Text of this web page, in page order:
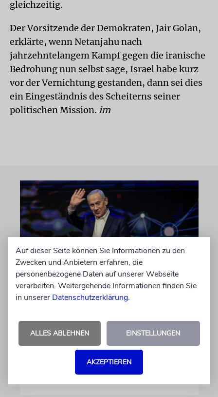
gleichzeitig.
Der Vorsitzende der Demokraten, Jair Golan,
erklärte, wenn Netanjahu nach
jahrzehntelangem Kampf gegen die iranische
Bedrohung nun selbst sage, Israel habe kurz
vor der Vernichtung gestanden, dann sei dies
ein Eingeständnis des Scheiterns seiner
politischen Mission. im
WAHLKAMPF
Who’s who in Jerusalem?
potenzielle Wähler, sondern auch um
Auf dieser Seite können Sie Informationen zu den
Zwecken und Anbietern erfahren, die
personenbezogene Daten auf unserer Webseite
verarbeiten. Weitergehende Informationen finden Sie
in unserer Datenschutzerklärung.
ALLES ABLEHNEN EINSTELLUNGEN
AKZEPTIEREN